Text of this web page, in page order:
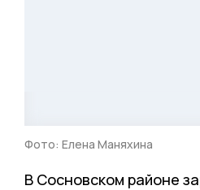
Фото: Елена Маняхина
В Сосновском районе